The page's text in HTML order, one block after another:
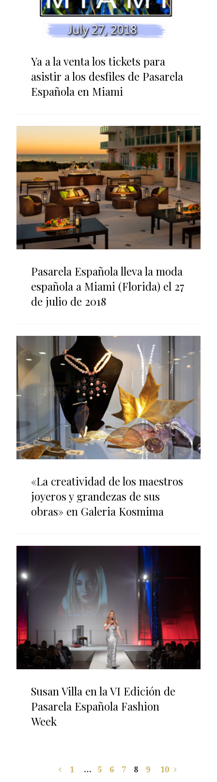
Ya a la venta los tickets para
asistir a los desfiles de Pasarela
Española en Miami
Pasarela Española lleva la moda
española a Miami (Florida) el 27
de julio de 2018
«La creatividad de los maestros
joyeros y grandezas de sus
obras» en Galeria Kosmima
Susan Villa en la VI Edición de
Pasarela Española Fashion
Week
1 … 5 6 7 8 9 10